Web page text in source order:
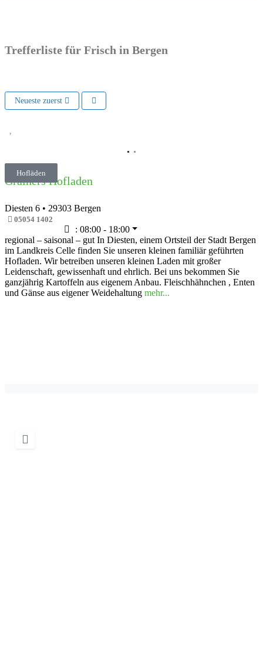
Trefferliste für Frisch in Bergen
Neueste zuerst
Hofläden
Gralhers Hofladen
Diesten 6 • 29303 Bergen
05054 1402
: 08:00 - 18:00
regional – saisonal – gut In Diesten, einem Ortsteil der Stadt Bergen
im Landkreis Celle finden Sie unseren kleinen familiär geführten
Hofladen. Wir betreiben unseren kleinen Laden mit großer
Leidenschaft, gewissenhaft und ehrlich. Bei uns bekommen Sie
ganzjährig Kartoffeln aus eigenem Anbau. Fleischhähnchen , Enten
und Gänse aus eigener Weidehaltung mehr...